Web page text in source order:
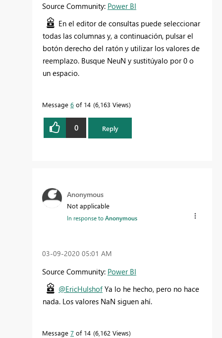
Source Community: Power BI
En el editor de consultas puede seleccionar
todas las columnas y, a continuación, pulsar el
botón derecho del ratón y utilizar los valores de
reemplazo. Busque NeuN y sustitúyalo por 0 o
un espacio.
Message 6 of 14 6,163 Views
0 Reply
Anonymous
Not applicable
In response toAnonymous
‎03-09-2020 05:01 AM
Source Community: Power BI
@EricHulshof Ya lo he hecho, pero no hace
nada. Los valores NaN siguen ahí.
Message 7 of 14 6,162 Views